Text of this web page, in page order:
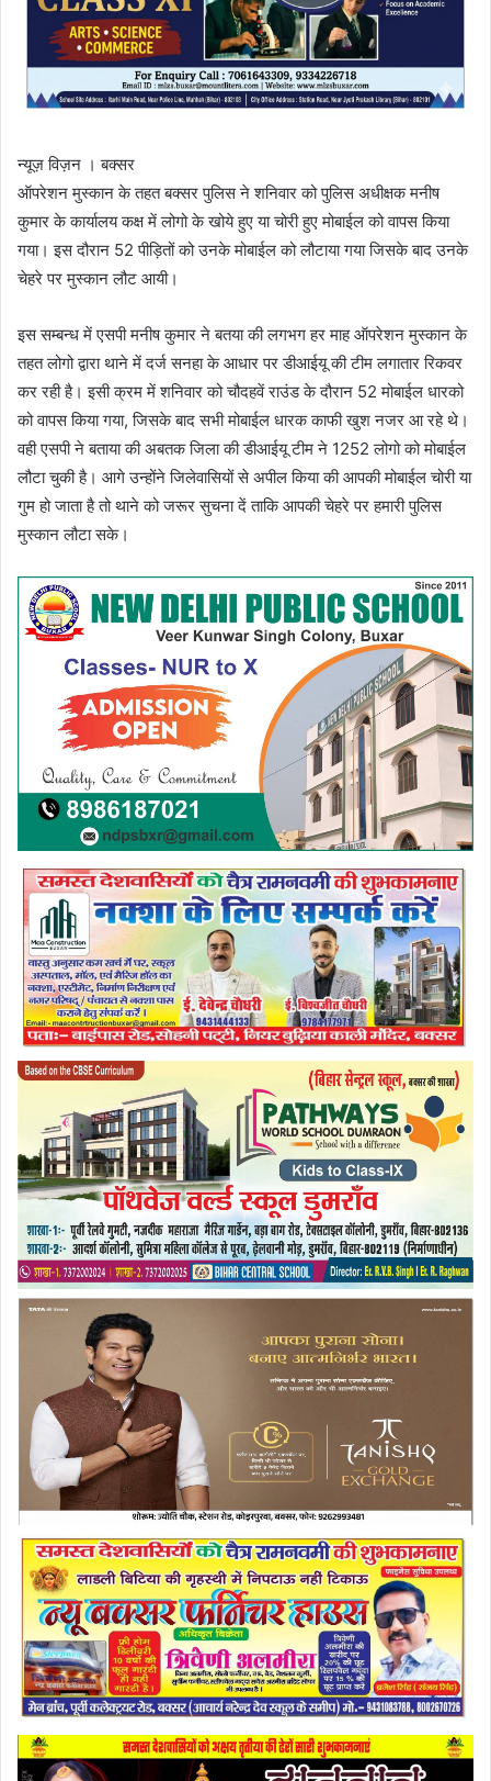
न्यूज़ विज़न । बक्सर
ऑपरेशन मुस्कान के तहत बक्सर पुलिस ने शनिवार को पुलिस अधीक्षक मनीष
कुमार के कार्यालय कक्ष में लोगो के खोये हुए या चोरी हुए मोबाईल को वापस किया
गया। इस दौरान 52 पीड़ितों को उनके मोबाईल को लौटाया गया जिसके बाद उनके
चेहरे पर मुस्कान लौट आयी।
इस सम्बन्ध में एसपी मनीष कुमार ने बतया की लगभग हर माह ऑपरेशन मुस्कान के
तहत लोगो द्वारा थाने में दर्ज सनहा के आधार पर डीआईयू की टीम लगातार रिकवर
कर रही है। इसी क्रम में शनिवार को चौदहवें राउंड के दौरान 52 मोबाईल धारको
को वापस किया गया, जिसके बाद सभी मोबाईल धारक काफी खुश नजर आ रहे थे।
वही एसपी ने बताया की अबतक जिला की डीआईयू टीम ने 1252 लोगो को मोबाईल
लौटा चुकी है। आगे उन्होंने जिलेवासियों से अपील किया की आपकी मोबाईल चोरी या
गुम हो जाता है तो थाने को जरूर सुचना दें ताकि आपकी चेहरे पर हमारी पुलिस
मुस्कान लौटा सके।